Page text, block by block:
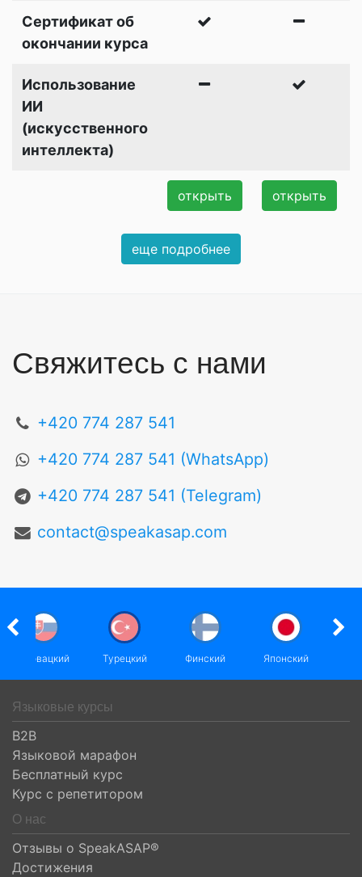
Сертификат об
окончании курса
Использование
ИИ
(искусственного
интеллекта)
открыть открыть
еще подробнее
Свяжитесь с нами
+420 774 287 541
+420 774 287 541 (WhatsApp)
+420 774 287 541 (Telegram)
contact@speakasap.com
Словацкий Турецкий Финский Японский
Языковые курсы
B2B
Языковой марафон
Бесплатный курс
Курс с репетитором
О нас
Отзывы о SpeakASAP®
Достижения